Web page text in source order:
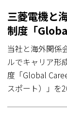
三菱電機と
制度「
当社と海外関係
ルでキャリア形
度「Global
スポート）」を